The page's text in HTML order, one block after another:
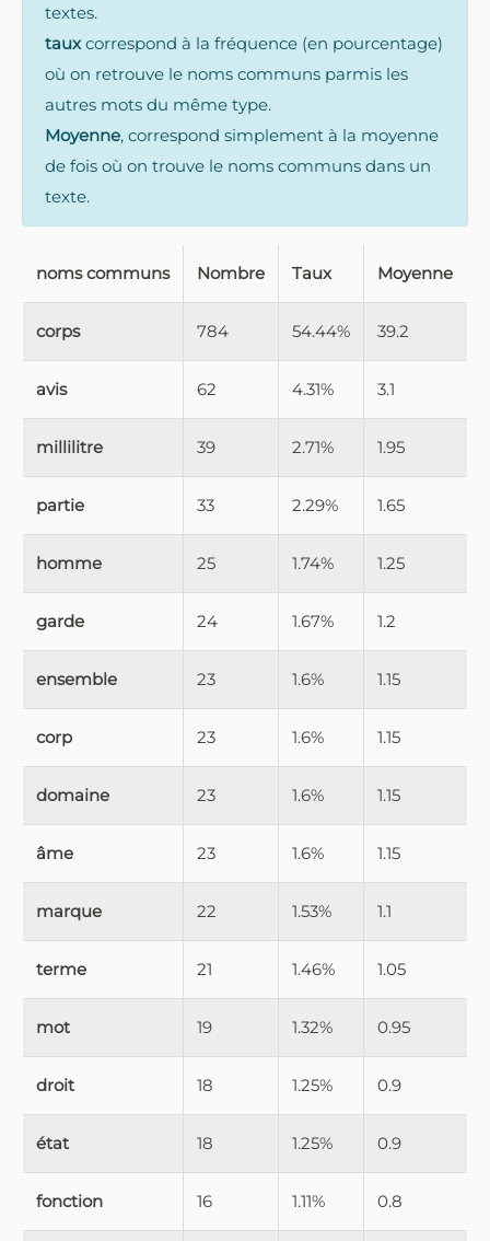
textes.
tauxcorrespond à la fréquence (en pourcentage)
où on retrouve le noms communs parmis les
autres mots du même type.
Moyenne, correspond simplement à la moyenne
de fois où on trouve le noms communs dans un
texte.
noms communs Nombre Taux Moyenne
corps 784 54.44% 39.2
avis 62 4.31% 3.1
millilitre 39 2.71% 1.95
partie 33 2.29% 1.65
homme 25 1.74% 1.25
garde 24 1.67% 1.2
ensemble 23 1.6% 1.15
corp 23 1.6% 1.15
domaine 23 1.6% 1.15
âme 23 1.6% 1.15
marque 22 1.53% 1.1
terme 21 1.46% 1.05
mot 19 1.32% 0.95
droit 18 1.25% 0.9
état 18 1.25% 0.9
fonction 16 1.11% 0.8